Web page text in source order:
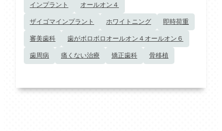
インプラント オールオン４
ザイゴマインプラント ホワイトニング 即時荷重
審美歯科 歯がボロボロオールオン４オールオン６
歯周病 痛くない治療 矯正歯科 骨移植